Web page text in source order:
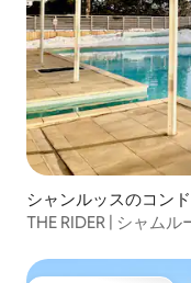
シャンルッスのコン
THE RIDER | シャム